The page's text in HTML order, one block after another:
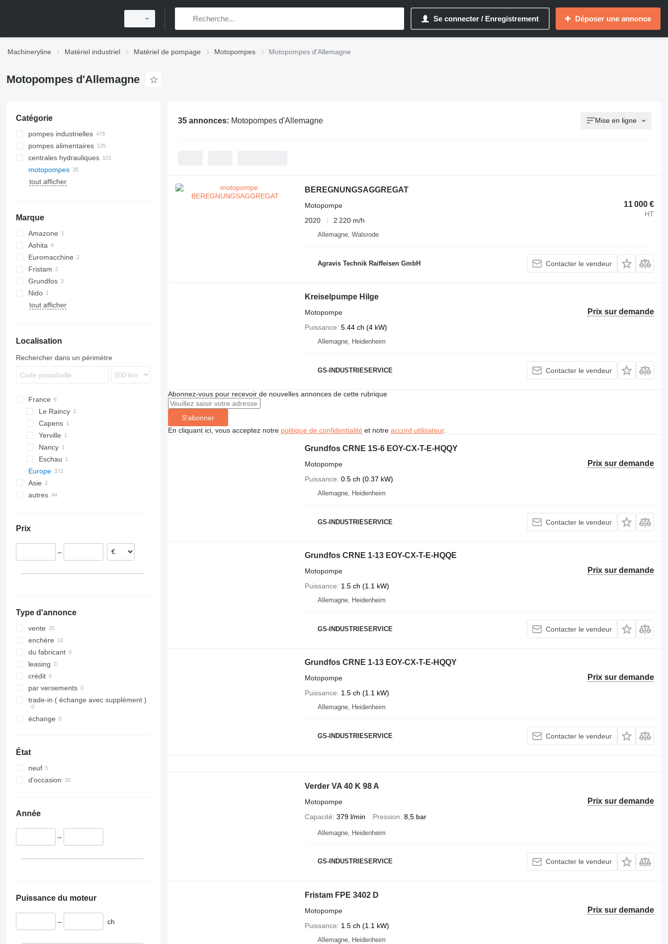
Se connecter / Enregistrement Déposer une annonce
Machineryline Matériel industriel Matériel de pompage Motopompes Motopompes d'Allemagne
Motopompes d'Allemagne
Catégorie
pompes industrielles
pompes alimentaires
centrales hydrauliques
motopompes
tout afficher
Marque
Amazone
Ashita
Euromacchine
Fristam
Grundfos
Nido
tout afficher
Localisation
Rechercher dans un périmètre
France
Le Raincy
Capens
Yerville
Nancy
Eschau
Europe
Allemagne
Hamburg
Hannover
Autriche
Espagne
Asie
Turquie
autres
Prix
–
Type d'annonce
vente
enchère
du fabricant
leasing
crédit
par versements
trade-in ( échange avec supplément )
échange
État
neuf
d'occasion
Année
–
Puissance du moteur
– ch
35 annonces: Motopompes d'Allemagne Mise en ligne
BEREGNUNGSAGGREGAT
11 000 €
HT
Motopompe
2020
2 220 m/h
Allemagne, Walsrode
Agravis Technik Raiffeisen GmbH Contacter le vendeur
Kreiselpumpe Hilge
Prix sur demande
Motopompe
Puissance 5.44 ch (4 kW)
Allemagne, Heidenheim
GS-INDUSTRIESERVICE Contacter le vendeur
Abonnez-vous pour recevoir de nouvelles annonces de cette rubrique
S'abonner
En cliquant ici, vous acceptez notre politique de confidentialité et notre accord utilisateur.
Grundfos CRNE 1S-6 EOY-CX-T-E-HQQY
Prix sur demande
Motopompe
Puissance 0.5 ch (0.37 kW)
Allemagne, Heidenheim
GS-INDUSTRIESERVICE Contacter le vendeur
Grundfos CRNE 1-13 EOY-CX-T-E-HQQE
Prix sur demande
Motopompe
Puissance
1.5 ch (1.1 kW)
Allemagne, Heidenheim
GS-INDUSTRIESERVICE Contacter le vendeur
Grundfos CRNE 1-13 EOY-CX-T-E-HQQY
Prix sur demande
Motopompe
Puissance
1.5 ch (1.1 kW)
Allemagne, Heidenheim
GS-INDUSTRIESERVICE Contacter le vendeur
Verder VA 40 K 98 A
Prix sur demande
Motopompe
Capacité 379 l/min Pression 8,5 bar
Allemagne, Heidenheim
GS-INDUSTRIESERVICE Contacter le vendeur
Fristam FPE 3402 D
Prix sur demande
Motopompe
Puissance
1.5 ch (1.1 kW)
Allemagne, Heidenheim